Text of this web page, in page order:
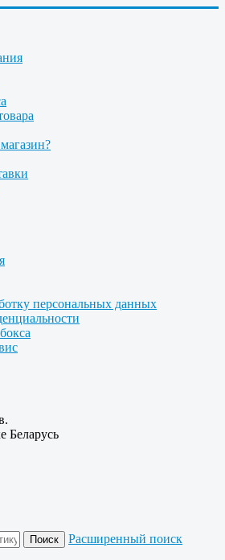
персональных данных
Беларусь
Расширенный поиск